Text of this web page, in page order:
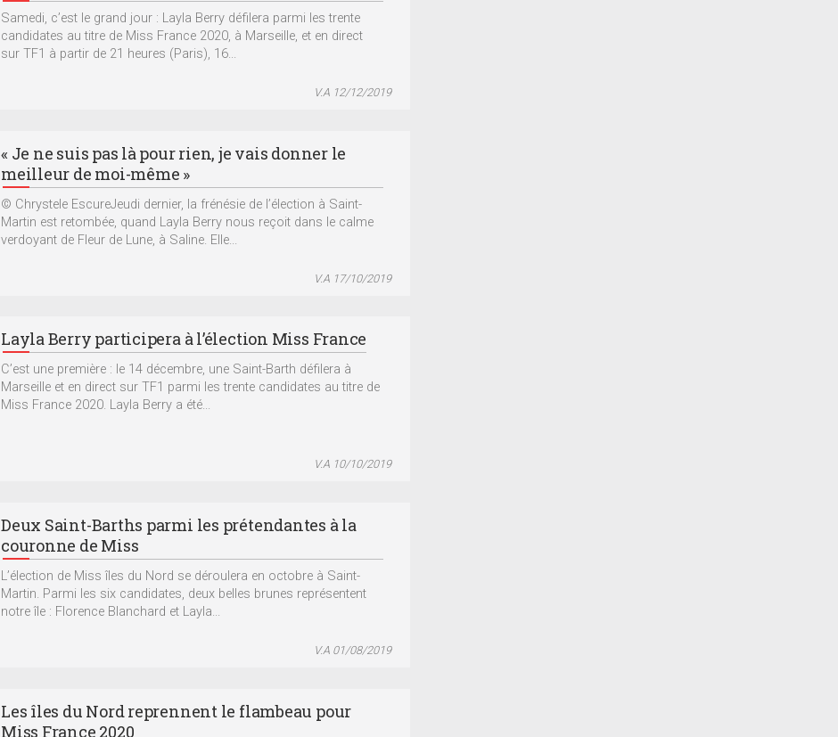
Samedi, c’est le grand jour : Layla Berry défilera parmi les trente
candidates au titre de Miss France 2020, à Marseille, et en direct
sur TF1 à partir de 21 heures (Paris), 16...
V.A 12/12/2019
« Je ne suis pas là pour rien, je vais donner le
meilleur de moi-même »
© Chrystele EscureJeudi dernier, la frénésie de l’élection à Saint-
Martin est retombée, quand Layla Berry nous reçoit dans le calme
verdoyant de Fleur de Lune, à Saline. Elle...
V.A 17/10/2019
Layla Berry participera à l’élection Miss France
C’est une première : le 14 décembre, une Saint-Barth défilera à
Marseille et en direct sur TF1 parmi les trente candidates au titre de
Miss France 2020. Layla Berry a été...
V.A 10/10/2019
Deux Saint-Barths parmi les prétendantes à la
couronne de Miss
L’élection de Miss îles du Nord se déroulera en octobre à Saint-
Martin. Parmi les six candidates, deux belles brunes représentent
notre île : Florence Blanchard et Layla...
V.A 01/08/2019
Les îles du Nord reprennent le flambeau pour
Miss France 2020